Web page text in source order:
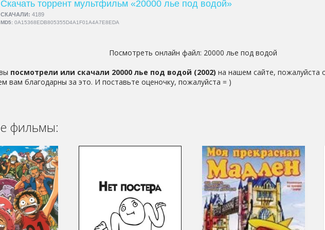
Скачать торрент мультфильм «20000 лье под водой»
СКАЧАЛИ: 4189
MD5: 0A15368EDB805355D4A1F01A4A7E8EDA
Посмотреть онлайн файл: 20000 лье под водой
посмотрели или скачали 20000 лье под водой (2002) на нашем сайте, пожалуйста
вам благодарны за это. И поставьте оценочку, пожалуйста = )
фильмы: